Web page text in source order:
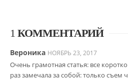
1 КОММЕНТАРИЙ
Вероника НОЯБРЬ 23, 2017
Очень грамотная статья: все
раз замечала за собой: только съем